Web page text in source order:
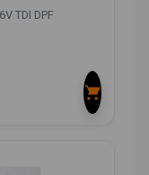
TDI DPF